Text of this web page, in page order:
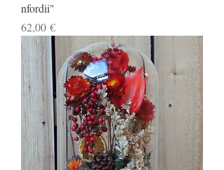
nfordii"
Prix
62,00 €